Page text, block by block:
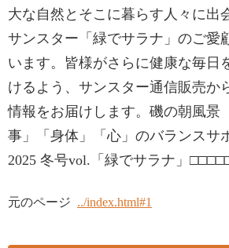
大な自然とそこに暮らす人々に出
サンスター「緑でサラナ」のご愛
います。皆様がさらに健康な毎日
けるよう、サンスター通信販売か
情報をお届けします。磯の朝風景
事」「身体」「心」のバランスサ
2025 冬号vol.「緑でサラナ」
元のページ ../index.html#1